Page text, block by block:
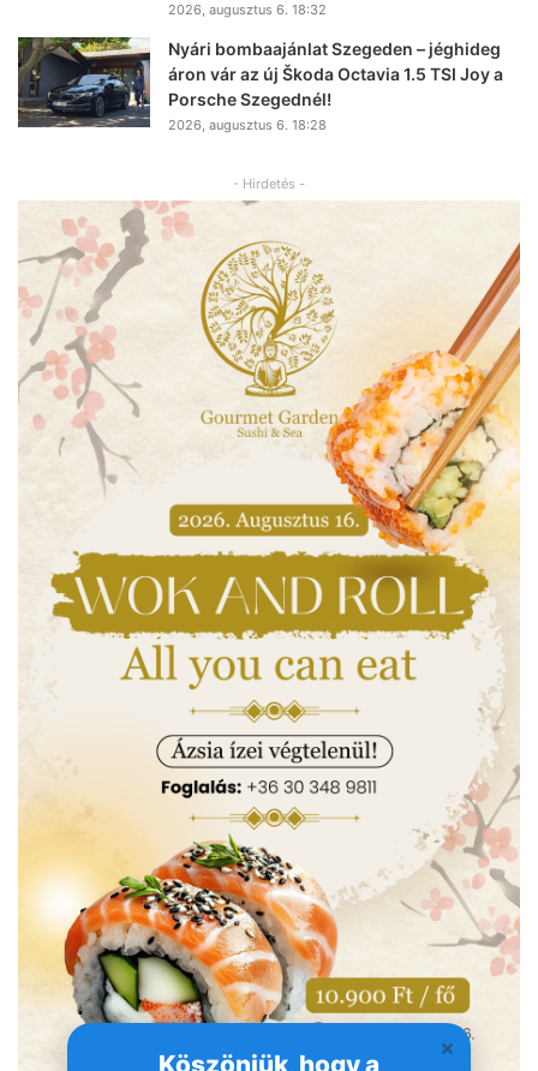
Köszönjük, hogy a
2026, augusztus 6. 18:32
Nyári bombaajánlat Szegeden – jéghideg
áron vár az új Škoda Octavia 1.5 TSI Joy a
Porsche Szegednél!
2026, augusztus 6. 18:28
- Hirdetés -